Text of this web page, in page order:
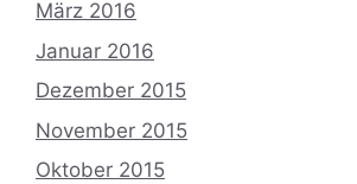
März 2016
Januar 2016
Dezember 2015
November 2015
Oktober 2015